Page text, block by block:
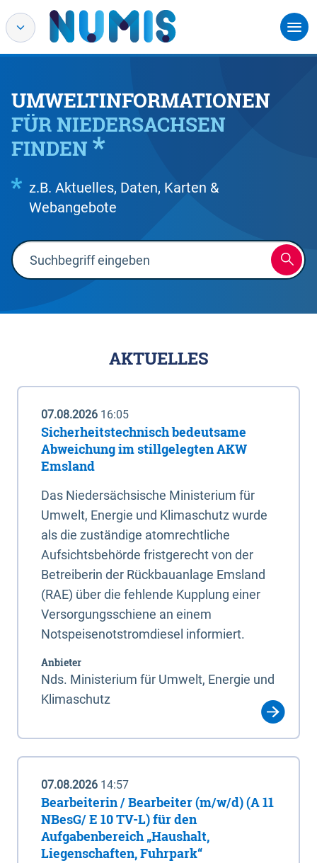
UMWELTINFORMATIONEN
FÜR NIEDERSACHSEN
FINDEN
z.B. Aktuelles, Daten, Karten &
Webangebote
AKTUELLES
07.08.2026 16:05
Sicherheitstechnisch bedeutsame
Abweichung im stillgelegten AKW
Emsland
Das Niedersächsische Ministerium für
Umwelt, Energie und Klimaschutz wurde
als die zuständige atomrechtliche
Aufsichtsbehörde fristgerecht von der
Betreiberin der Rückbauanlage Emsland
(RAE) über die fehlende Kupplung einer
Versorgungsschiene an einem
Notspeisenotstromdiesel informiert.
Anbieter
Nds. Ministerium für Umwelt, Energie und
Klimaschutz
07.08.2026 14:57
Bearbeiterin / Bearbeiter (m/w/d) (A 11
NBesG/ E 10 TV-L) für den
Aufgabenbereich „Haushalt,
Liegenschaften, Fuhrpark“